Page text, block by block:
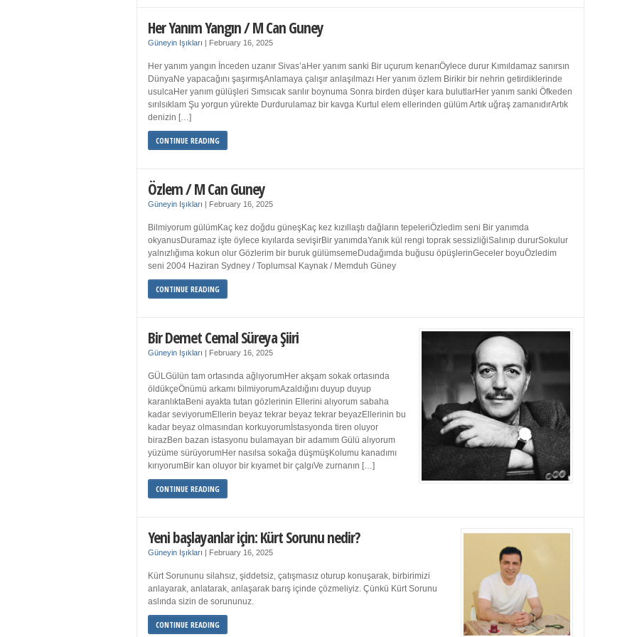
Her Yanım Yangın / M Can Guney
Güneyin Işıkları February 16, 2025
Her yanım yangın İnceden uzanır Sivas’aHer yanım sanki Bir uçurum kenarıÖylece durur Kımıldamaz sanırsın
DünyaNe yapacağını şaşırmışAnlamaya çalışır anlaşılmazı Her yanım özlem Birikir bir nehrin getirdiklerinde
usulcaHer yanım gülüşleri Sımsıcak sarılır boynuma Sonra birden düşer kara bulutlarHer yanım sanki Öfkeden
sırılsıklam Şu yorgun yürekte Durdurulamaz bir kavga Kurtul elem ellerinden gülüm Artık uğraş zamanıdırArtık
denizin […]
CONTINUE READING
Özlem / M Can Guney
Güneyin Işıkları February 16, 2025
Bilmiyorum gülümKaç kez doğdu güneşKaç kez kızıllaştı dağların tepeleriÖzledim seni Bir yanımda
okyanusDuramaz işte öylece kıyılarda sevişirBir yanımdaYanık kül rengi toprak sessizliğiSalınıp dururSokulur
yalnızlığıma kokun olur Gözlerim bir buruk gülümsemeDudağımda buğusu öpüşlerinGeceler boyuÖzledim
seni 2004 Haziran Sydney / Toplumsal Kaynak / Memduh Güney
CONTINUE READING
Bir Demet Cemal Süreya Şiiri
Güneyin Işıkları February 16, 2025
GÜLGülün tam ortasında ağlıyorumHer akşam sokak ortasında
öldükçeÖnümü arkamı bilmiyorumAzaldığını duyup duyup
karanlıktaBeni ayakta tutan gözlerinin Ellerini alıyorum sabaha
kadar seviyorumEllerin beyaz tekrar beyaz tekrar beyazEllerinin bu
kadar beyaz olmasından korkuyorumİstasyonda tiren oluyor
birazBen bazan istasyonu bulamayan bir adamım Gülü alıyorum
yüzüme sürüyorumHer nasılsa sokağa düşmüşKolumu kanadımı
kırıyorumBir kan oluyor bir kıyamet bir çalgıVe zurnanın […]
CONTINUE READING
Yeni başlayanlar için: Kürt Sorunu nedir?
Güneyin Işıkları February 16, 2025
Kürt Sorununu silahsız, şiddetsiz, çatışmasız oturup konuşarak, birbirimizi
anlayarak, anlatarak, anlaşarak barış içinde çözmeliyiz. Çünkü Kürt Sorunu
aslında sizin de sorununuz.
CONTINUE READING